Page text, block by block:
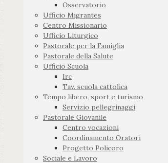
Osservatorio
Ufficio Migrantes
Centro Missionario
Ufficio Liturgico
Pastorale per la Famiglia
Pastorale della Salute
Ufficio Scuola
Irc
Tav. scuola cattolica
Tempo libero, sport e turismo
Servizio pellegrinaggi
Pastorale Giovanile
Centro vocazioni
Coordinamento Oratori
Progetto Policoro
Sociale e Lavoro